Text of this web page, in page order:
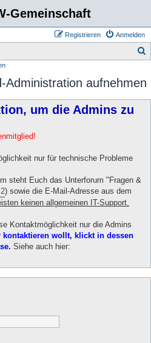
Gemeinschaft
Anmelden
Registrieren
Administration aufnehmen
um die Admins zu
nur für technische Probleme
steht Euch das Unterforum "Fragen &
) sowie die E-Mail-Adresse aus dem
keinen allgemeinen IT-Support.
Kontaktmöglichkeit nur die Admins
kontaktieren wollt, klickt in dessen
Siehe auch hier: